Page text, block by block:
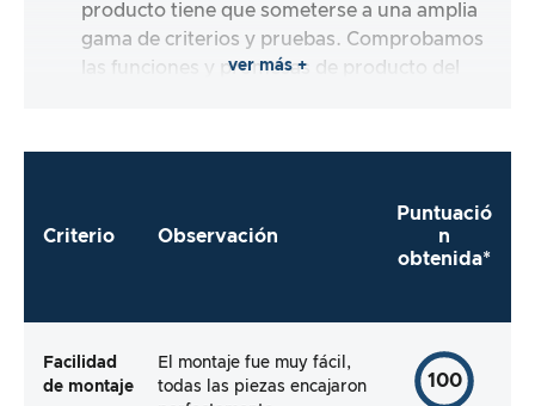
producto tiene que someterse a una amplia
gama de criterios y pruebas. Comprobamos
las funciones y promesas de producto del
ver más +
Criterio Observación
Puntuació
n
obtenida*
Facilidad
de montaje
El montaje fue muy fácil,
todas las piezas encajaron
100